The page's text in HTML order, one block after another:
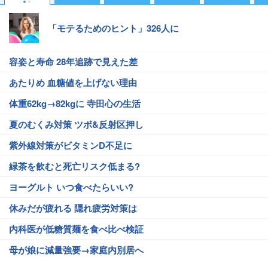
「モテるためのヒント」326人に
容姿と寿命 28年追跡で見えた差
あたりめ 血糖値を上げない理由
体重62kg→82kgに 寺田心の生活
夏のむくみ対策 ツボ&反射区押し
紫外線対策がビタミンD不足に
緑茶を飲むと死亡リスク低まる?
ヨーグルト いつ食べたらいい?
休みだが疲れる 隠れ疲労対策は
内科医が低糖質麺を食べ比べ検証
母が娘に減量強要→家庭内別居へ